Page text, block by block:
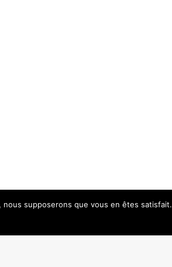
supposerons que vous en êtes satisfait.